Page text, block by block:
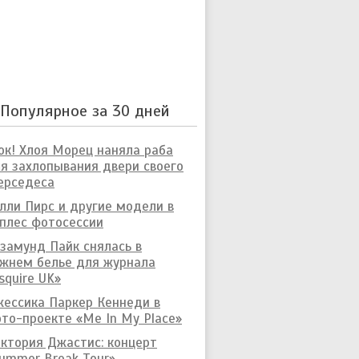
Популярное за 30 дней
Хлоя Морец наняла раба
захлопывания двери своего
Пирс и другие модели в
фотосессии
Пайк снялась в
белье для журнала
UK»
Паркер Кеннеди в
проекте «Me In My Place»
Джастис: концерт